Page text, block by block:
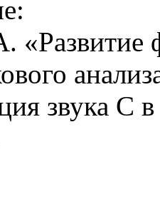
«Развитие
звука С